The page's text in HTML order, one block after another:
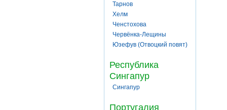
Тарнов
Хелм
Ченстохова
Червёнка-Лещины
Юзефув (Отвоцкий повят)
Республика
Сингапур
Сингапур
Португалия